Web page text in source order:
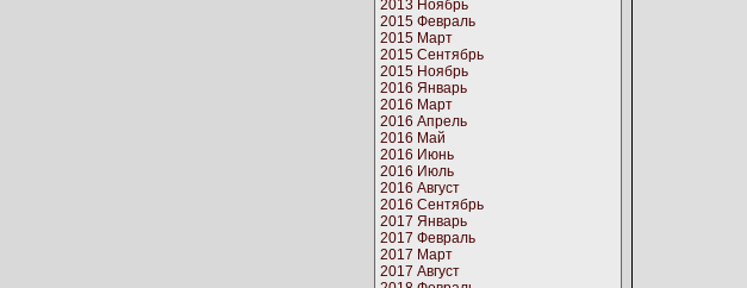
2013 Ноябрь
2015 Февраль
2015 Март
2015 Сентябрь
2015 Ноябрь
2016 Январь
2016 Март
2016 Апрель
2016 Май
2016 Июнь
2016 Июль
2016 Август
2016 Сентябрь
2017 Январь
2017 Февраль
2017 Март
2017 Август